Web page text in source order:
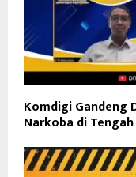
Komdigi Gandeng
Narkoba di